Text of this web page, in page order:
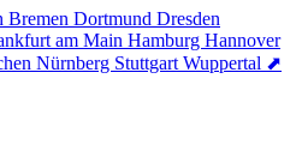
Bremen Dortmund Dresden
am Main Hamburg Hannover
Nürnberg Stuttgart Wuppertal ⬈